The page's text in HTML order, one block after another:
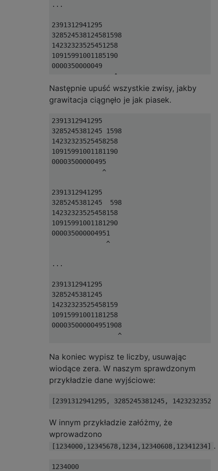
...
2391312941295
328524538124581598
14232323525451258
10915991001185190
0000350000049
Następnie upuść wszystkie zwisy, jakby
grawitacja ciągnęło je jak piasek.
2391312941295
3285245381245 1598
14232323525458258
10915991001181190
00003500000495
             ^
2391312941295
3285245381245  598
14232323525458158
10915991001181290
000035000004951
              ^
...
2391312941295
3285245381245
14232323525458159
10915991001181258
000035000004951908
Na koniec wypisz te liczby, usuwając
wiodące zera. W naszym sprawdzonym
przykładzie dane wyjściowe:
W innym przykładzie załóżmy, że
wprowadzono
[1234000,12345678,1234,12340608,12341234] .
1234000